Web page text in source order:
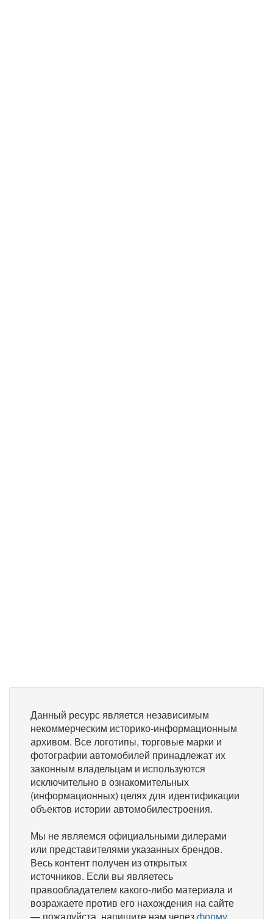
Данный ресурс является независимым
некоммерческим историко-информационным
архивом. Все логотипы, торговые марки и
фотографии автомобилей принадлежат их
законным владельцам и используются
исключительно в ознакомительных
(информационных) целях для идентификации
объектов истории автомобилестроения.
Мы не являемся официальными дилерами
или представителями указанных брендов.
Весь контент получен из открытых
источников. Если вы являетесь
правообладателем какого-либо материала и
возражаете против его нахождения на сайте
— пожалуйста, напишите нам черезформу